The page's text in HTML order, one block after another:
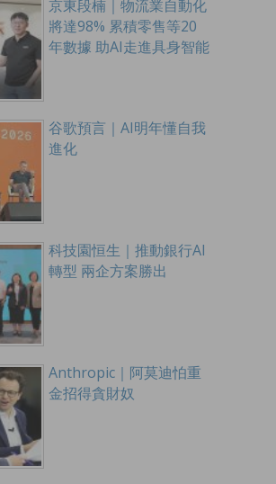
京東段楠｜物流業自動化
將達98% 累積零售等20
年數據 助AI走進具身智能
谷歌預言｜AI明年懂自我
進化
科技園恒生｜推動銀行AI
轉型 兩企方案勝出
Anthropic｜阿莫迪怕重
金招得貪財奴